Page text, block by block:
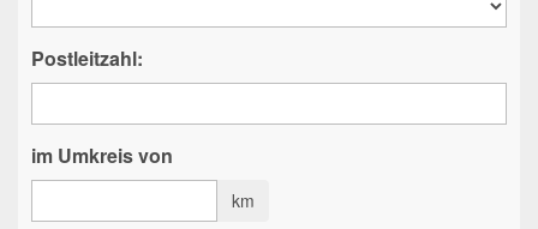
Postleitzahl:
im Umkreis von
km